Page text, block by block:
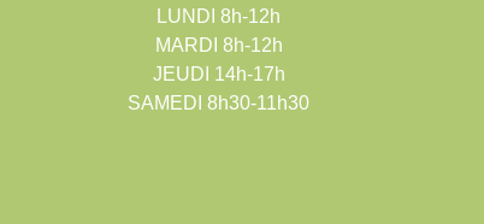
LUNDI 8h-12h
MARDI 8h-12h
JEUDI 14h-17h
SAMEDI 8h30-11h30